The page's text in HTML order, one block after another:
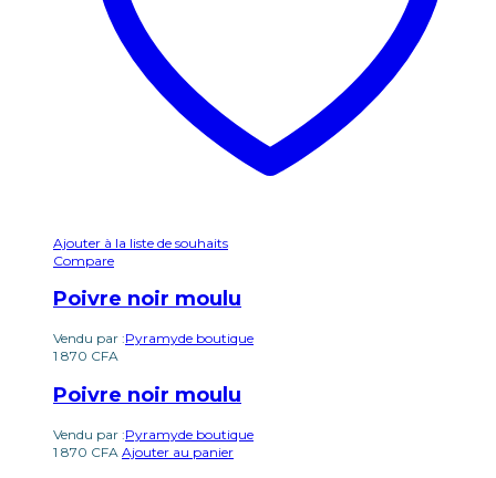
Ajouter à la liste de souhaits
Compare
Poivre noir moulu
Vendu par :Pyramyde boutique
1 870 CFA
Poivre noir moulu
Vendu par :Pyramyde boutique
1 870 CFA Ajouter au panier